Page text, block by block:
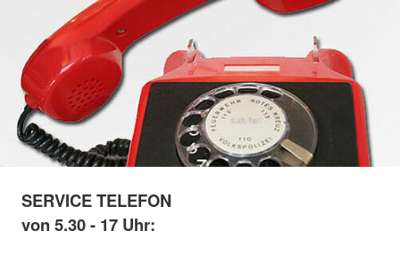
SERVICE TELEFON
von 5.30 - 17 Uhr: